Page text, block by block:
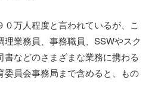
万人程度と言われているが、こ
業務員、事務職員、SSWやスク
書などのさまざまな業務に携わる
委員会事務局まで含めると、もの